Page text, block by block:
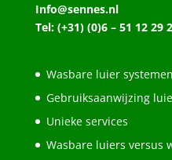
Info@sennes.nl
Tel: (+31) (0)6 – 51 12 29
Wasbare luier systemen
Gebruiksaanwijzing
Unieke services
Wasbare luiers versus